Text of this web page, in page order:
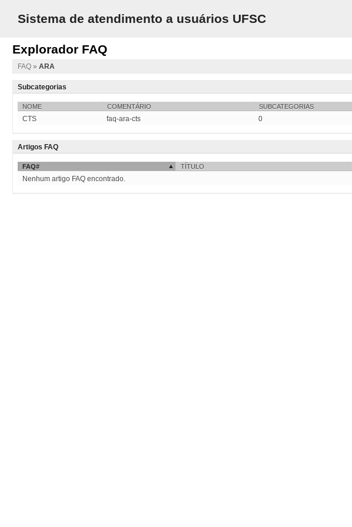
Sistema de atendimento a usuários UFSC
Explorador FAQ
FAQ » ARA
Subcategorias
NOME COMENTÁRIO SUBCATEGORIAS
CTS faq-ara-cts 0
Artigos FAQ
FAQ# TÍTULO
Nenhum artigo FAQ encontrado.